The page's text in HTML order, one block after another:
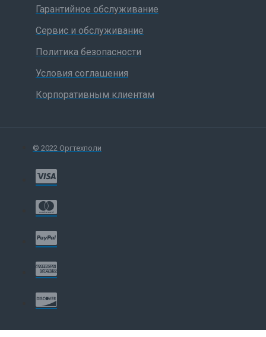
Гарантийное обслуживание
Сервис и обслуживание
Политика безопасности
Условия соглашения
Корпоративным клиентам
© 2022 Оргтехполи